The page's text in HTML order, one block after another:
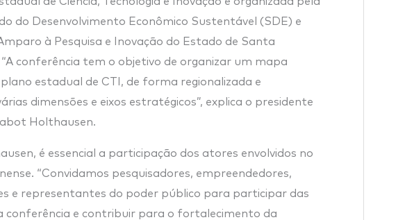
do Desenvolvimento Econômico Sustentável (SDE) e
à Pesquisa e Inovação do Estado de Santa
conferência tem o objetivo de organizar um mapa
estadual de CTI, de forma regionalizada e
dimensões e eixos estratégicos”, explica o presidente
Holthausen.
é essencial a participação dos atores envolvidos no
“Convidamos pesquisadores, empreendedores,
e representantes do poder público para participar das
conferência e contribuir para o fortalecimento da